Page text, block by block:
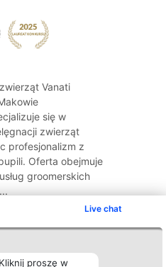
Live chat
proszę w
Vanati
się w
zwierząt
profesjonalizm z
Oferta obejmuje
groomerskich